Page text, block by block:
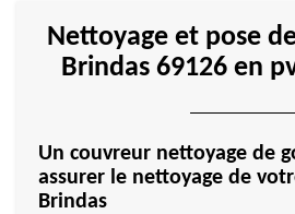
Nettoyage et pose
Brindas 69126 en
Un couvreur nettoyage de
assurer le nettoyage de
Brindas